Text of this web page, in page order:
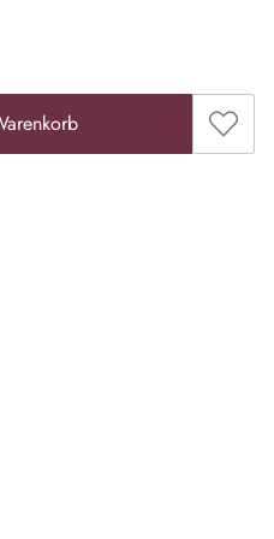
gewünschten Zum